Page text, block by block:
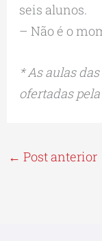
seis alunos.
– Não é o
* As aulas
ofertadas
← Post anterior